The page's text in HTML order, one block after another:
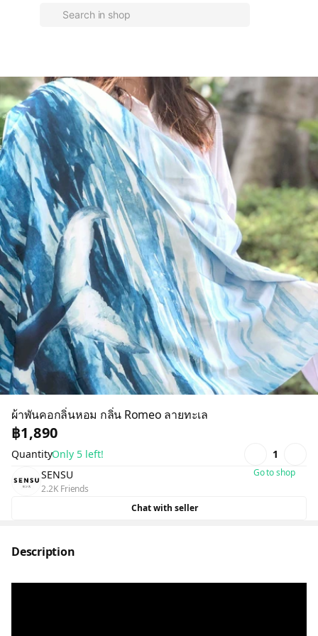
ผ้าพันคอกลิ่นหอม กลิ่น Romeo ลายทะเล
฿1,890
QuantityOnly 5 left!
1
SENSU
2.2K Friends
Go to shop
Chat with seller
Description